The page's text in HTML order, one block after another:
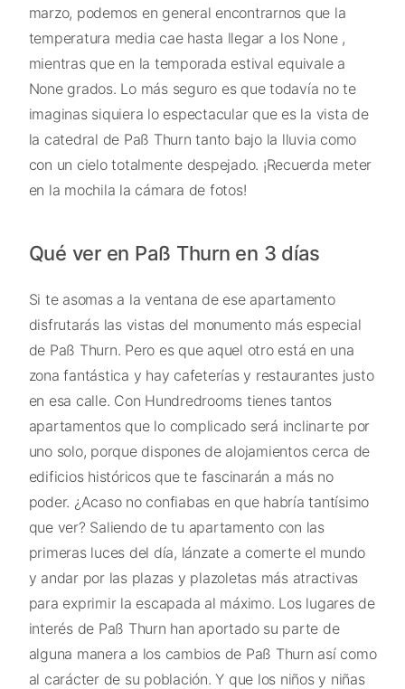
marzo, podemos en general encontrarnos que la
temperatura media cae hasta llegar a los None ,
mientras que en la temporada estival equivale a
None grados. Lo más seguro es que todavía no te
imaginas siquiera lo espectacular que es la vista de
la catedral de Paß Thurn tanto bajo la lluvia como
con un cielo totalmente despejado. ¡Recuerda meter
en la mochila la cámara de fotos!
Qué ver en Paß Thurn en 3 días
Si te asomas a la ventana de ese apartamento
disfrutarás las vistas del monumento más especial
de Paß Thurn. Pero es que aquel otro está en una
zona fantástica y hay cafeterías y restaurantes justo
en esa calle. Con Hundredrooms tienes tantos
apartamentos que lo complicado será inclinarte por
uno solo, porque dispones de alojamientos cerca de
edificios históricos que te fascinarán a más no
poder. ¿Acaso no confiabas en que habría tantísimo
que ver? Saliendo de tu apartamento con las
primeras luces del día, lánzate a comerte el mundo
y andar por las plazas y plazoletas más atractivas
para exprimir la escapada al máximo. Los lugares de
interés de Paß Thurn han aportado su parte de
alguna manera a los cambios de Paß Thurn así como
al carácter de su población. Y que los niños y niñas